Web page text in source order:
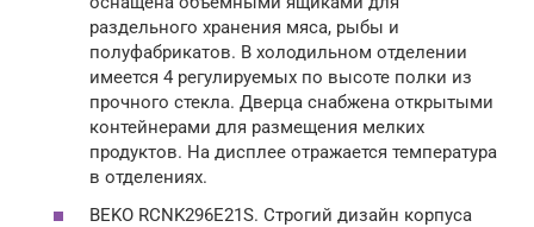
раздельного хранения мяса, рыбы и
полуфабрикатов. В холодильном отделении
имеется 4 регулируемых по высоте полки из
прочного стекла. Дверца снабжена открытыми
контейнерами для размещения мелких
продуктов. На дисплее отражается температура
в отделениях.
BEKO RCNK296E21S. Строгий дизайн корпуса